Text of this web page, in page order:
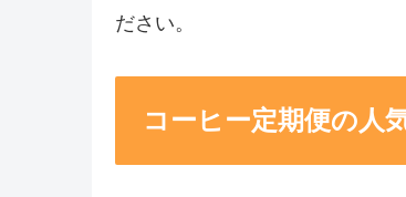
ださい。
コーヒー定期便の人